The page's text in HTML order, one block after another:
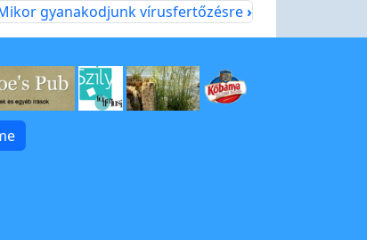
gyanakodjunk vírusfertőzésre›